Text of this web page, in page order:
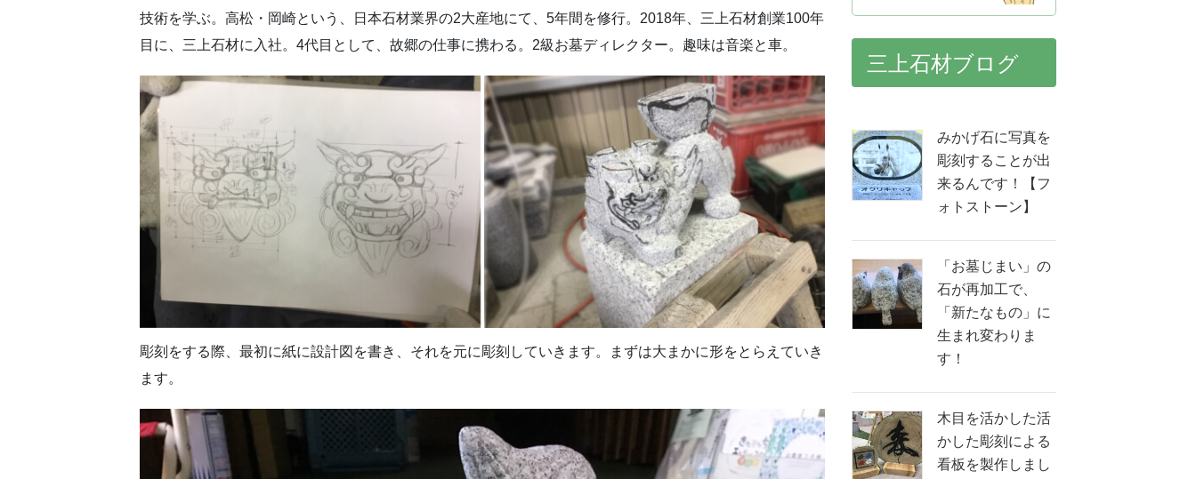
技術を学ぶ。高松・岡崎という、日本石材業界の2大産地にて、5年間を修行。2018年、三上石材創業100年
目に、三上石材に入社。4代目として、故郷の仕事に携わる。2級お墓ディレクター。趣味は音楽と車。
彫刻をする際、最初に紙に設計図を書き、それを元に彫刻していきます。まずは大まかに形をとらえていき
ます。
三上石材ブログ
みかげ石に写真を
彫刻することが出
来るんです！【フ
ォトストーン】
「お墓じまい」の
石が再加工で、
「新たなもの」に
生まれ変わりま
す！
木目を活かした活
かした彫刻による
看板を製作しまし